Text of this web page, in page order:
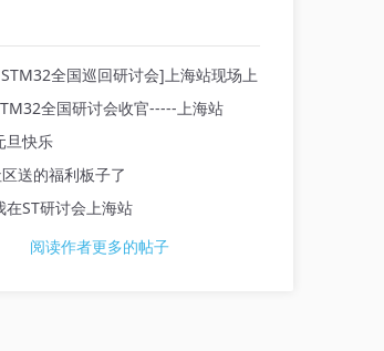
全国巡回研讨会]上海站现场上
全国研讨会收官-----上海站
旦快乐
送的福利板子了
在ST研讨会上海站
阅读作者更多的帖子